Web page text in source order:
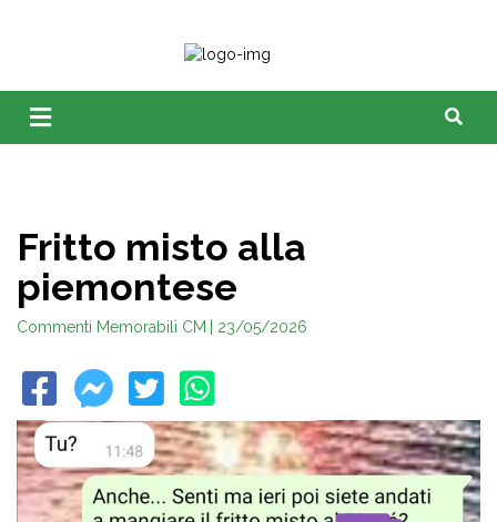
Fritto misto alla
piemontese
Commenti Memorabili CM | 23/05/2026